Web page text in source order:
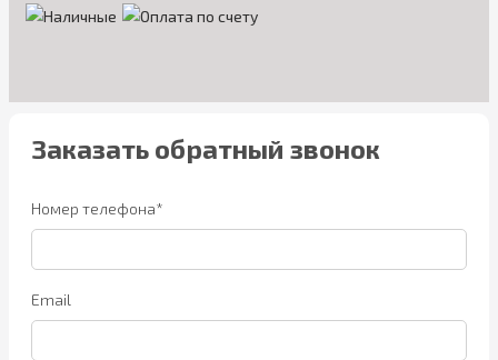
Заказать обратный звонок
Номер телефона*
Email